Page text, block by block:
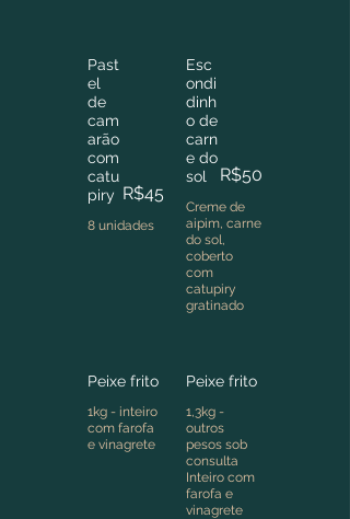
Past
el
de
cam
arão
com
catu
piry
8 unidades
R$45
Esc
ondi
dinh
o de
carn
e do
sol
Creme de
aipim, carne
do sol,
coberto
com
catupiry
gratinado
R$50
Peixe frito
1kg - inteiro
com farofa
e vinagrete
Peixe frito
1,3kg -
outros
pesos sob
consulta
Inteiro com
farofa e
vinagrete